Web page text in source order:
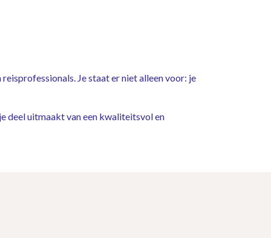
Je staat er niet alleen voor: je
deel uitmaakt van een kwaliteitsvol en